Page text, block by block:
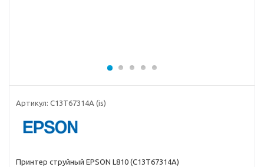
Артикул: C13T67314A (is)
Принтер струйный EPSON L810 (C13T67314A)